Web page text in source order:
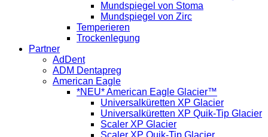
Mundspiegel von Stoma
Mundspiegel von Zirc
Temperieren
Trockenlegung
Partner
AdDent
ADM Dentapreg
American Eagle
*NEU* American Eagle Glacier™
Universalküretten XP Glacier
Universalküretten XP Quik-Tip Glacier
Scaler XP Glacier
Scaler XP Quik-Tip Glacier